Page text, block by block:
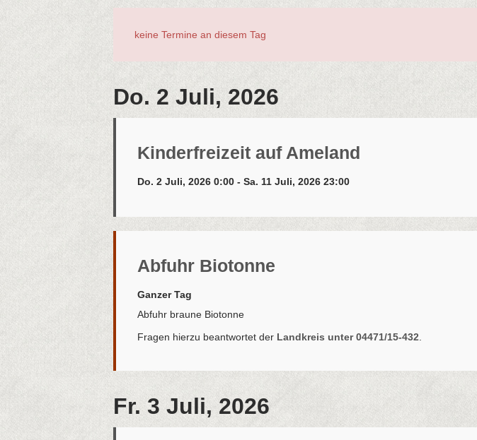
keine Termine an diesem Tag
Do. 2 Juli, 2026
Kinderfreizeit auf Ameland
Do. 2 Juli, 2026 0:00 - Sa. 11 Juli, 2026 23:00
Abfuhr Biotonne
Ganzer Tag
Abfuhr braune Biotonne
Fragen hierzu beantwortet der Landkreis unter 04471/15-432
Fr. 3 Juli, 2026